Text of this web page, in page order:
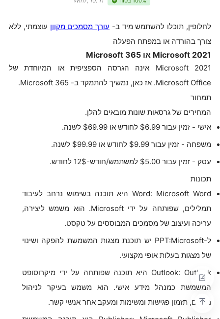
לחלופין, תוכלו להשתמש מיד ב- עורך מסמכים מקוון עוצמתי, ללא
צורך בהורדה או במפתח הפעלה
Microsoft 2021 או Microsoft 365
Microsoft 2021 אינה הגרסה הספציפית או המיוחדת של
Microsoft Office. אז כאן, נמשיך להתמקד ב- Microsoft 365.
תמחור
המחירים של גרסאות שונות מובאים להלן.
אישי - זמין עבור $6.99 לחודש או $69.99 לשנה.
משפחה - זמין עבור $9.99 לחודש או $99.99 לשנה.
עסק - זמין עבור $5.00 למשתמש/חודש-12$ לחודש.
תכונות
Word: Microsoft Word היא תוכנה בשימוש נרחב לעיבוד
תמלילים, שפותחה על ידי Microsoft. הוא משמש ליצירה,
עריכה ועיצוב של מסמכים המבוססים על טקסט.
ל-PPT:Microsoft יש תוכנת מצגות המשמשת להפקה ושינוי
של מצגות בעלות אופי מקצועי.
Outlook: Outlook היא תוכנה שפותחה על ידי מיקרוסופט
המשמשת כמנהל מידע אישי. הוא משמש בעיקר לניהול
מיילים, תזמון פגישות ומשימות ומעקב אחר אנשי קשר.